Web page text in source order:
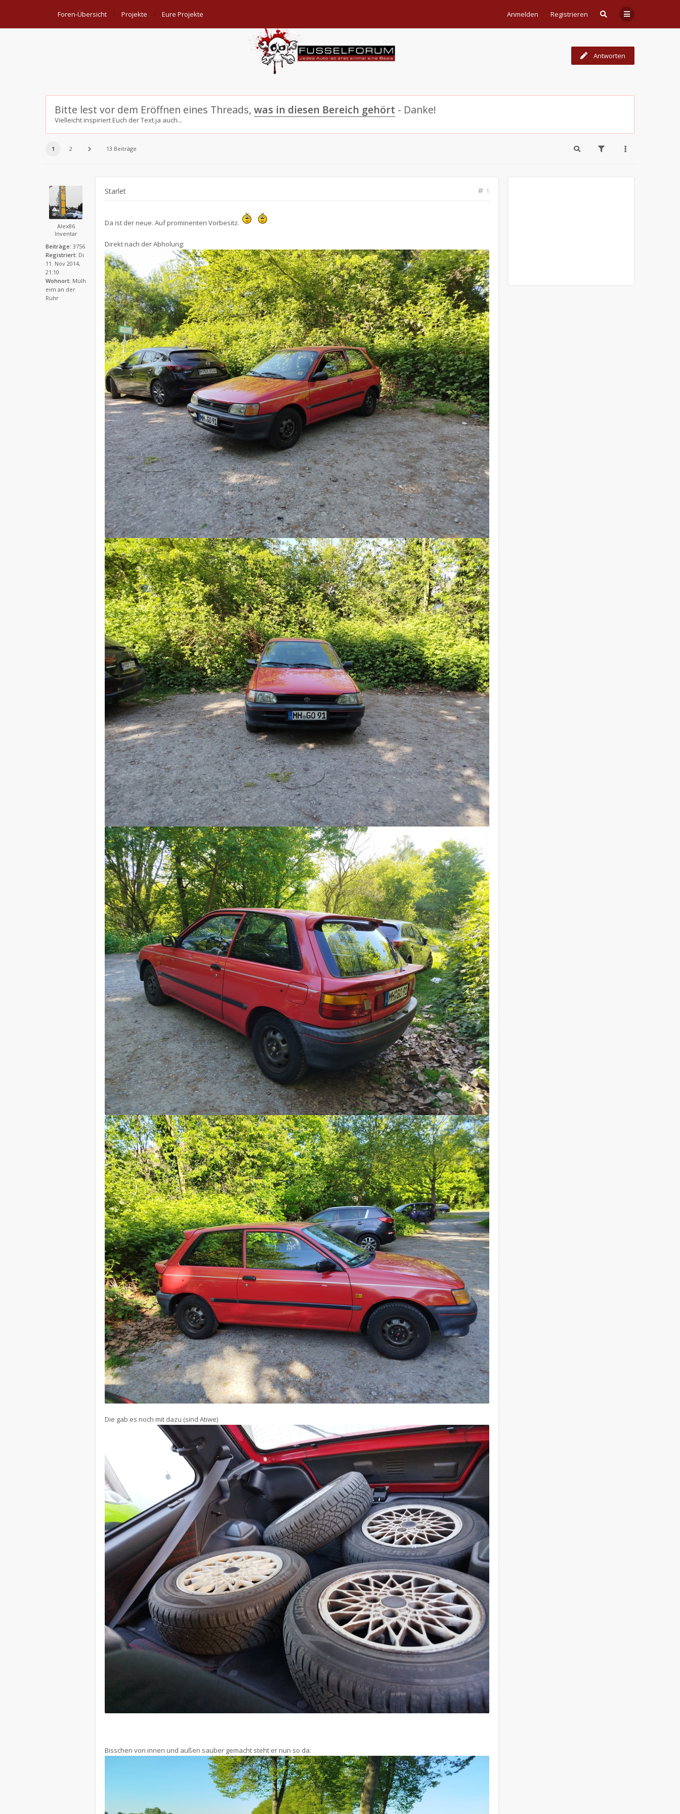
Anmelden Registrieren
Foren-Übersicht Projekte Eure Projekte
Antworten
Bitte lest vor dem Eröffnen eines Threads, was in diesen Bereich gehört - Danke!
Vielleicht inspiriert Euch der Text ja auch...
1 2 13 Beiträge
Alex86
Inventar
Beiträge: 3756
Registriert: Di
11. Nov 2014,
21:10
Wohnort: Mülh
eim an der
Ruhr
Starlet 1
Da ist der neue. Auf prominenten Vorbesitz.
Direkt nach der Abholung:
Die gab es noch mit dazu (sind Atiwe)
Bisschen von innen und außen sauber gemacht steht er nun so da: